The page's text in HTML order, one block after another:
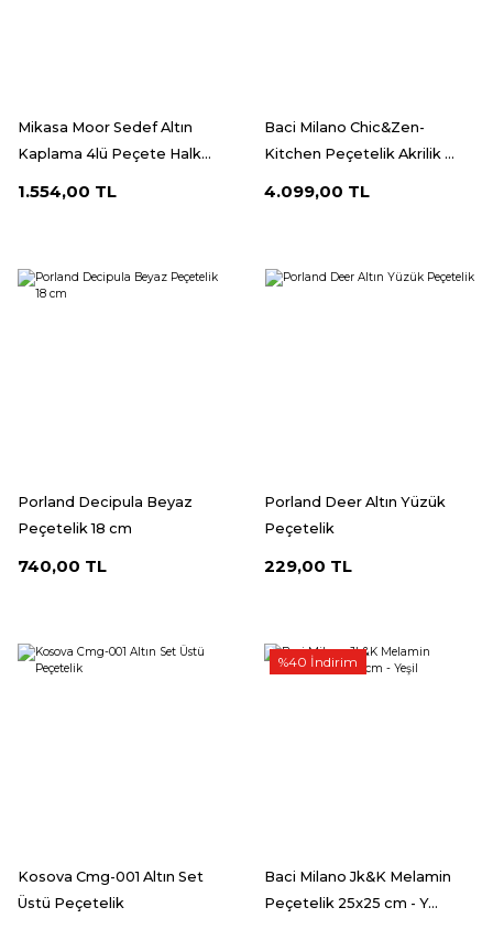
Mikasa Moor Sedef Altın
Kaplama 4lü Peçete Halk...
1.554,00 TL
Baci Milano Chic&Zen-
Kitchen Peçetelik Akrilik ...
4.099,00 TL
Porland Decipula Beyaz
Peçetelik 18 cm
740,00 TL
Porland Deer Altın Yüzük
Peçetelik
229,00 TL
Kosova Cmg-001 Altın Set
Üstü Peçetelik
%40 İndirim
Baci Milano Jk&K Melamin
Peçetelik 25x25 cm - Y...